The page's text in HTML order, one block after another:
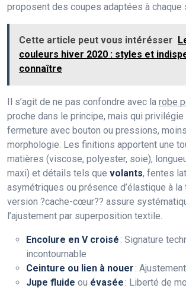
proposent des coupes adaptées à chaque
Cette article peut vous intérésser
couleurs hiver 2020 : styles et
connaître
Il s’agit de ne pas confondre avec la robe
proche dans le principe, mais qui privilégie
fermeture avec bouton ou pressions,
morphologie. Les finitions apportent une
matières (viscose, polyester, soie),
maxi) et détails tels que volants, fentes
asymétriques ou présence d’élastique à la
version ?cache-cœur?? assure
l’ajustement par superposition textile.
Encolure en V croisé: Signature
incontournable
Ceinture ou lien à nouer:
Jupe fluide ou évasée: Liberté de